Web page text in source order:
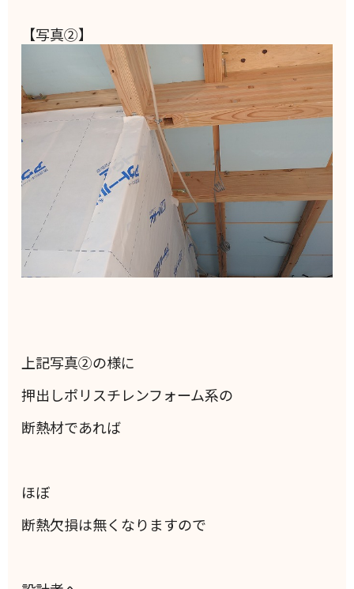
【写真②】
上記写真②の様に
押出しポリスチレンフォーム系の
断熱材であれば
ほぼ
断熱欠損は無くなりますので